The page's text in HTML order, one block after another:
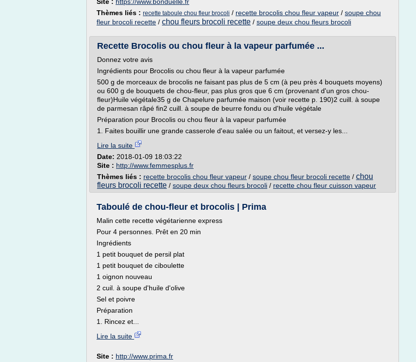
Thèmes liés : recette taboule chou fleur brocoli / recette brocolis chou fleur vapeur / soupe chou
fleur brocoli recette / chou fleurs brocoli recette / soupe deux chou fleurs brocoli
Recette Brocolis ou chou fleur à la vapeur parfumée ...
Donnez votre avis
Ingrédients pour Brocolis ou chou fleur à la vapeur parfumée
500 g de morceaux de brocolis ne faisant pas plus de 5 cm (à peu près 4 bouquets moyens)
ou 600 g de bouquets de chou-fleur, pas plus gros que 6 cm (provenant d'un gros chou-
fleur)Huile végétale35 g de Chapelure parfumée maison (voir recette p. 190)2 cuill. à soupe
de parmesan râpé fin2 cuill. à soupe de beurre fondu ou d'huile végétale
Préparation pour Brocolis ou chou fleur à la vapeur parfumée
1. Faites bouillir une grande casserole d'eau salée ou un faitout, et versez-y les...
Lire la suite
Date: 2018-01-09 18:03:22
Site : http://www.femmesplus.fr
Thèmes liés : recette brocolis chou fleur vapeur / soupe chou fleur brocoli recette / chou
fleurs brocoli recette / soupe deux chou fleurs brocoli / recette chou fleur cuisson vapeur
Taboulé de chou-fleur et brocolis | Prima
Malin cette recette végétarienne express
Pour 4 personnes. Prêt en 20 min
Ingrédients
1 petit bouquet de persil plat
1 petit bouquet de ciboulette
1 oignon nouveau
2 cuil. à soupe d'huile d'olive
Sel et poivre
Préparation
1. Rincez et...
Lire la suite
Site : http://www.prima.fr